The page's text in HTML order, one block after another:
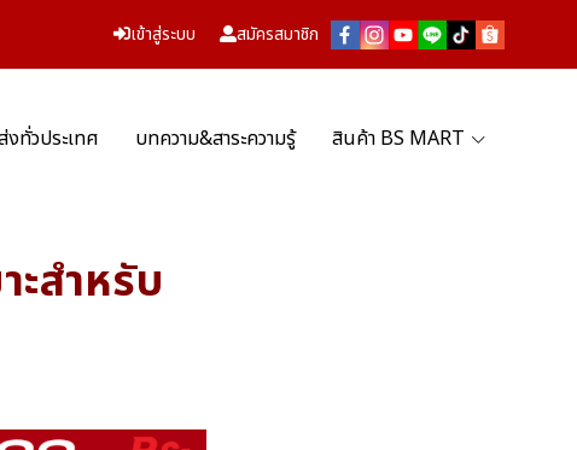
เข้าสู่ระบบ สมัครสมาชิก
ทั่วประเทศ บทความ&สาระความรู้ สินค้า BS MART
สำหรับ